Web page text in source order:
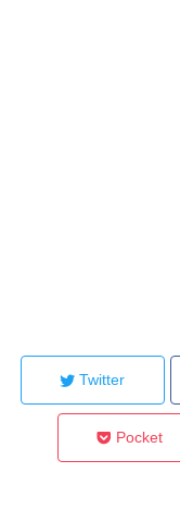
Twitter
Pocket